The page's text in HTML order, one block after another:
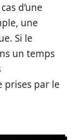
d’une
une
Si le
un temps
prises par le